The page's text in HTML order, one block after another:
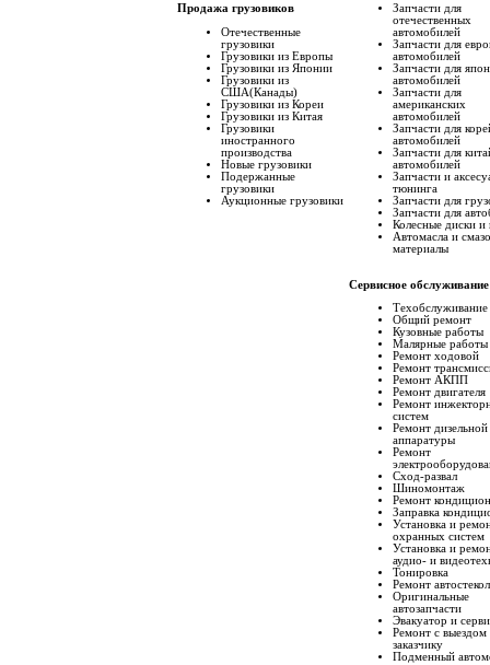
Продажа грузовиков
Отечественные
грузовики
Грузовики из Европы
Грузовики из Японии
Грузовики из
США(Канады)
Грузовики из Кореи
Грузовики из Китая
Грузовики
иностранного
производства
Новые грузовики
Подержанные
грузовики
Аукционные грузовики
Запчасти для
отечественных
автомобилей
Запчасти для
автомобилей
Запчасти для
автомобилей
Запчасти для
американских
автомобилей
Запчасти для
автомобилей
Запчасти для
автомобилей
Запчасти и
тюнинга
Запчасти для
Запчасти для
Колесные диски
Автомасла и
материалы
Сервисное обслуживание
Техобслуживание
Общий ремонт
Кузовные работы
Малярные работы
Ремонт ходовой
Ремонт
Ремонт АКПП
Ремонт двигателя
Ремонт
систем
Ремонт дизельной
аппаратуры
Ремонт
Сход-развал
Шиномонтаж
Ремонт
Заправка
Установка и
охранных систем
Установка и
аудио- и
Тонировка
Ремонт автостекол
Оригинальные
автозапчасти
Эвакуатор и
Ремонт с выездом
заказчику
Подменный